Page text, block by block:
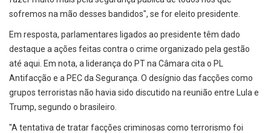
sofremos na mão desses bandidos", se for eleito presidente.
Em resposta, parlamentares ligados ao presidente têm dado
destaque a ações feitas contra o crime organizado pela gestão
até aqui. Em nota, a liderança do PT na Câmara cita o PL
Antifacção e a PEC da Segurança. O desígnio das facções como
grupos terroristas não havia sido discutido na reunião entre Lula e
Trump, segundo o brasileiro.
"A tentativa de tratar facções criminosas como terrorismo foi